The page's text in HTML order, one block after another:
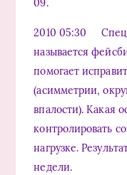
2010 05:30
называется
помогает
(асимметрии,
впалости). Какая
контролировать
нагрузке.
недели.